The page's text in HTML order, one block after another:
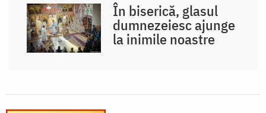
În biserică, glasul
dumnezeiesc ajunge
la inimile noastre